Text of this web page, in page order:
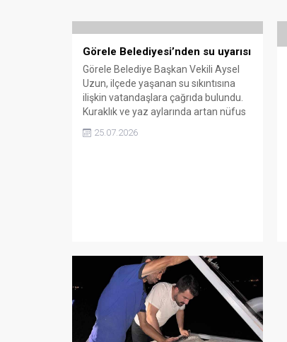
Görele Belediyesi’nden su uyarısı
Görele Belediye Başkan Vekili Aysel
Uzun, ilçede yaşanan su sıkıntısına
ilişkin vatandaşlara çağrıda bulundu.
Kuraklık ve yaz aylarında artan nüfus
baskının arttığını belirten Uzun,
25.07.2026